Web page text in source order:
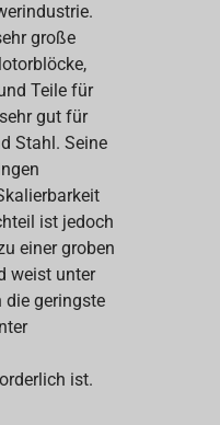
große
Teile für
gut für
Stahl. Seine
ist jedoch
einer groben
weist unter
die geringste
ist.